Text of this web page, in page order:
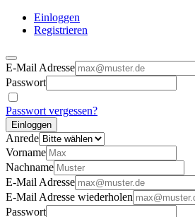
Einloggen
Registrieren
E-Mail Adresse
Passwort
Passwort vergessen?
Einloggen
Anrede
Vorname
Nachname
E-Mail Adresse
E-Mail Adresse wiederholen
Passwort